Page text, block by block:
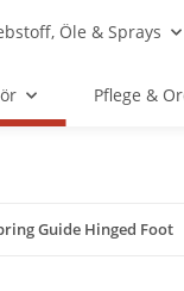
Öle & Sprays
Pflege &
Guide Hinged Foot